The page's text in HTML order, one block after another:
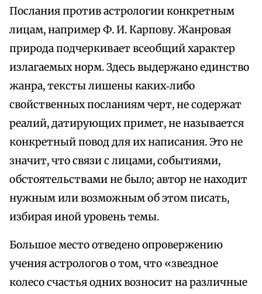
Послания против астрологии конкретным
лицам, например Ф. И. Карпову. Жанровая
природа подчеркивает всеобщий характер
излагаемых норм. Здесь выдержано единство
жанра, тексты лишены каких‑либо
свойственных посланиям черт, не содержат
реалий, датирующих примет, не называется
конкретный повод для их написания. Это не
значит, что связи с лицами, событиями,
обстоятельствами не было; автор не находит
нужным или возможным об этом писать,
избирая иной уровень темы.
Большое место отведено опровержению
учения астрологов о том, что «звездное
колесо счастья одних возносит на различные